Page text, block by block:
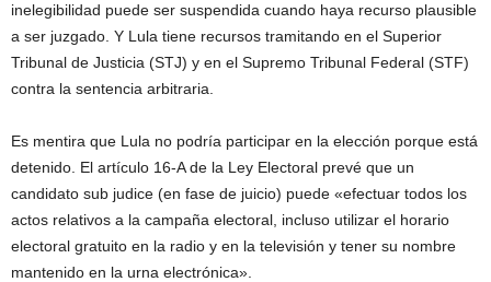
inelegibilidad puede ser suspendida cuando haya recurso plausible
a ser juzgado. Y Lula tiene recursos tramitando en el Superior
Tribunal de Justicia (STJ) y en el Supremo Tribunal Federal (STF)
contra la sentencia arbitraria.
Es mentira que Lula no podría participar en la elección porque está
detenido. El artículo 16-A de la Ley Electoral prevé que un
candidato sub judice (en fase de juicio) puede «efectuar todos los
actos relativos a la campaña electoral, incluso utilizar el horario
electoral gratuito en la radio y en la televisión y tener su nombre
mantenido en la urna electrónica».